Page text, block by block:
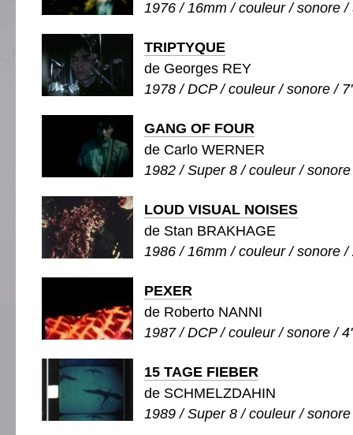
1976 / 16mm / couleur / sonore /
TRIPTYQUE
de Georges REY
1978 / DCP / couleur / sonore /
GANG OF FOUR
de Carlo WERNER
1982 / Super 8 / couleur /
LOUD VISUAL NOISES
de Stan BRAKHAGE
1986 / 16mm / couleur / sonore /
PEXER
de Roberto NANNI
1987 / DCP / couleur / sonore /
15 TAGE FIEBER
de SCHMELZDAHIN
1989 / Super 8 / couleur /